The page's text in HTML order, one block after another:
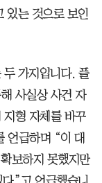
있는 것으로 보인
두 가지입니다. 플
사실상 사건 자
지형 자체를 바꾸
언급하며 “이 대
보하지 못했지만